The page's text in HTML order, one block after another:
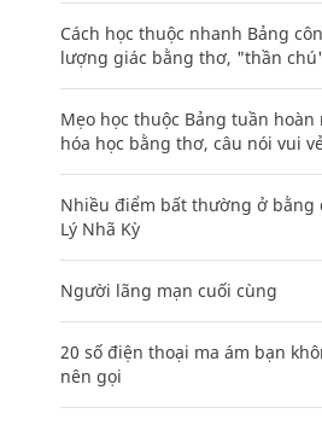
Cách học thuộc nhanh Bảng
lượng giác bằng thơ, "thần
Mẹo học thuộc Bảng tuần hoàn
hóa học bằng thơ, câu nói vui
Nhiều điểm bất thường ở bằng
Lý Nhã Kỳ
Người lãng mạn cuối cùng
20 số điện thoại ma ám bạn
nên gọi